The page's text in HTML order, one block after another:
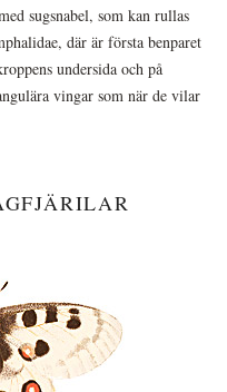
sugsnabel, som kan rullas
där är första benparet
undersida och på
vingar som när de vilar